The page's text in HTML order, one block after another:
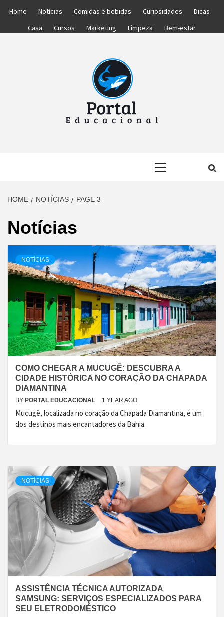
Home Notícias Comidas e bebidas Curiosidades
Dicas
Casa
Cursos Marketing Limpeza Bem-estar
HOME NOTÍCIAS PAGE 3
Notícias
NOTÍCIAS
COMO CHEGAR A MUCUGÊ: DESCUBRA A
CIDADE HISTÓRICA NO CORAÇÃO DA CHAPADA
DIAMANTINA
BY PORTAL EDUCACIONAL 1 YEAR AGO
Mucugê, localizada no coração da Chapada Diamantina, é um
dos destinos mais encantadores da Bahia.
NOTÍCIAS
ASSISTÊNCIA TÉCNICA AUTORIZADA
SAMSUNG: SERVIÇOS ESPECIALIZADOS PARA
SEU ELETRODOMÉSTICO